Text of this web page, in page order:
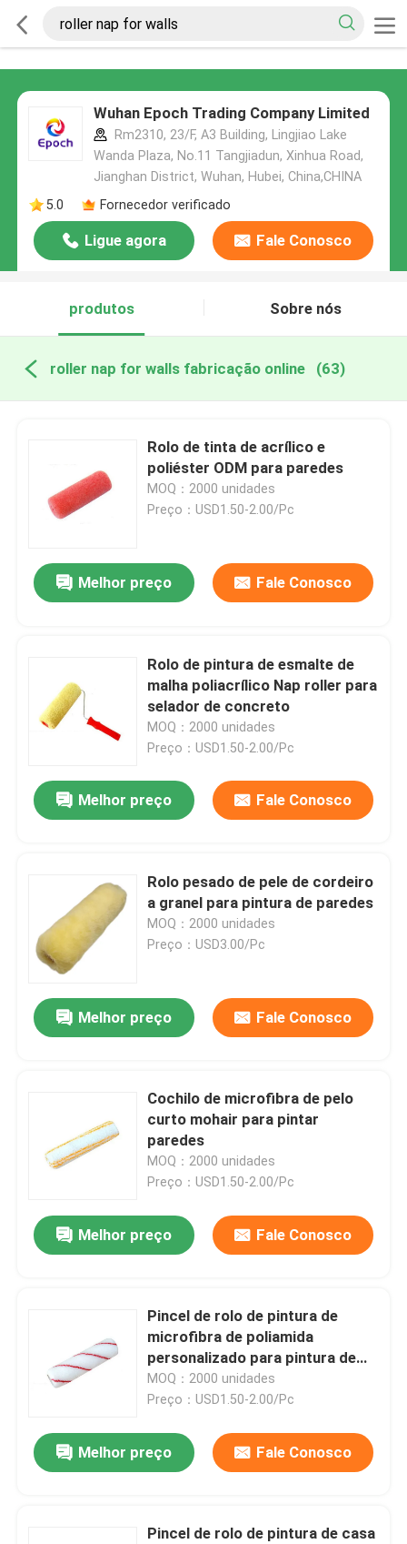
Wuhan Epoch Trading Company Limited
Rm2310, 23/F, A3 Building, Lingjiao Lake
Wanda Plaza, No.11 Tangjiadun, Xinhua Road,
Jianghan District, Wuhan, Hubei, China,CHINA
5.0
Fornecedor verificado
Ligue agora Fale Conosco
produtos Sobre nós
roller nap for walls fabricação online (63)
Rolo de tinta de acrílico e
poliéster ODM para paredes
MOQ：2000 unidades
Preço：USD1.50-2.00/Pc
Melhor preço Fale Conosco
Rolo de pintura de esmalte de
malha poliacrílico Nap roller para
selador de concreto
MOQ：2000 unidades
Preço：USD1.50-2.00/Pc
Melhor preço Fale Conosco
Rolo pesado de pele de cordeiro
a granel para pintura de paredes
MOQ：2000 unidades
Preço：USD3.00/Pc
Melhor preço Fale Conosco
Cochilo de microfibra de pelo
curto mohair para pintar
paredes
MOQ：2000 unidades
Preço：USD1.50-2.00/Pc
Melhor preço Fale Conosco
Pincel de rolo de pintura de
microfibra de poliamida
personalizado para pintura de
parede
MOQ：2000 unidades
Preço：USD1.50-2.00/Pc
Melhor preço Fale Conosco
Pincel de rolo de pintura de casa